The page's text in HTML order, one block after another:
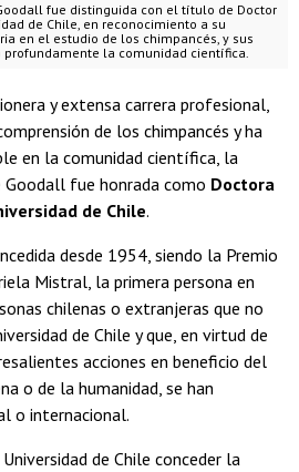
fue distinguida con el título de Doctor
de Chile, en reconocimiento a su
en el estudio de los chimpancés, y sus
la comunidad científica.
y extensa carrera profesional,
de los chimpancés y ha
en la comunidad científica, la
fue honrada como Doctora
de Chile.
desde 1954, siendo la Premio
Mistral, la primera persona en
chilenas o extranjeras que no
de Chile y que, en virtud de
acciones en beneficio del
o de la humanidad, se han
o internacional.
de Chile conceder la